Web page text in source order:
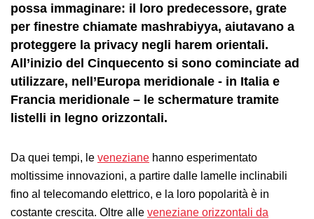
possa immaginare: il loro predecessore, grate
per finestre chiamate mashrabiyya, aiutavano a
proteggere la privacy negli harem orientali.
All’inizio del Cinquecento si sono cominciate ad
utilizzare, nell’Europa meridionale - in Italia e
Francia meridionale – le schermature tramite
listelli in legno orizzontali.
Da quei tempi, le veneziane hanno esperimentato
moltissime innovazioni, a partire dalle lamelle inclinabili
fino al telecomando elettrico, e la loro popolarità è in
costante crescita. Oltre alle veneziane orizzontali da